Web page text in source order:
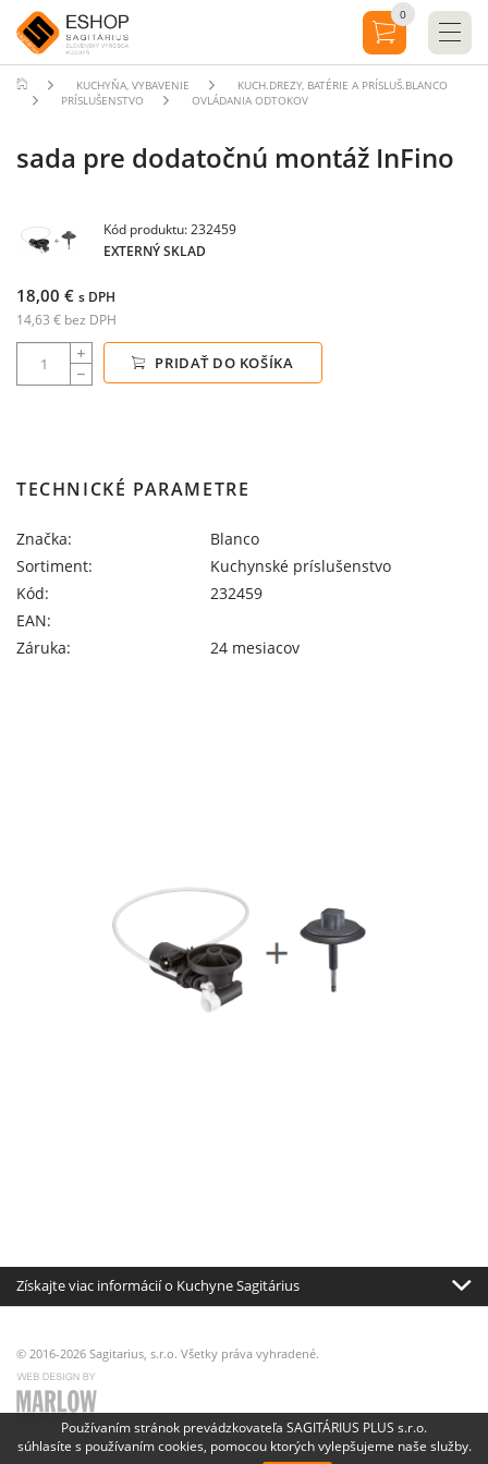
KUCHYŇA, VYBAVENIE
KUCH.DREZY, BATÉRIE A PRÍSLUŠ.BLANCO
PRÍSLUŠENSTVO
OVLÁDANIA ODTOKOV
sada pre dodatočnú montáž InFino
Kód produktu: 232459
EXTERNÝ SKLAD
18,00 € s DPH
14,63 € bez DPH
PRIDAŤ DO KOŠÍKA
TECHNICKÉ PARAMETRE
Značka:
Blanco
Sortiment:
Kuchynské príslušenstvo
Kód:
232459
EAN:
Záruka:
24 mesiacov
Získajte viac informácií o Kuchyne Sagitárius
© 2016-2026 Sagitarius, s.r.o. Všetky práva vyhradené.
0
Používaním stránok prevádzkovateľa SAGITÁRIUS PLUS s.r.o.
súhlasíte s používaním cookies, pomocou ktorých vylepšujeme naše služby.